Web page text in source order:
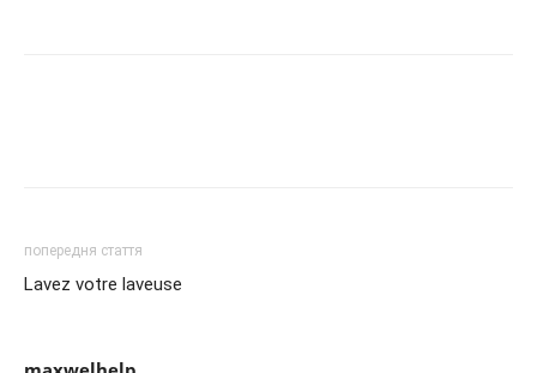
попередня стаття
Lavez votre laveuse